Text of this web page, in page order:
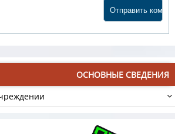
ОСНОВНЫЕ СВЕДЕНИЯ